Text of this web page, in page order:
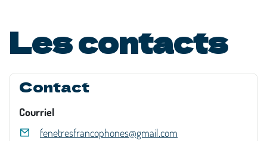
Les contacts
Contact
Courriel
fenetresfrancophones@gmail.com